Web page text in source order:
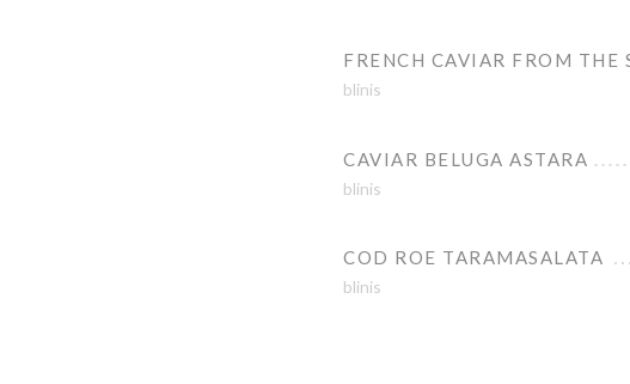
FRENCH CAVIAR FROM THE
blinis
CAVIAR BELUGA ASTARA
blinis
COD ROE TARAMASALATA
blinis